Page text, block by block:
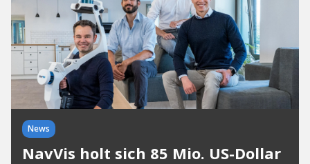
News
NavVis holt sich 85 Mio. US-Dollar